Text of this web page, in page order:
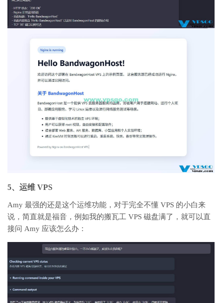
5、运维 VPS
Amy 最强的还是这个运维功能，对于完全不懂 VPS 的小白来
说，简直就是福音，例如我的搬瓦工 VPS 磁盘满了，就可以直
接问 Amy 应该怎么办：